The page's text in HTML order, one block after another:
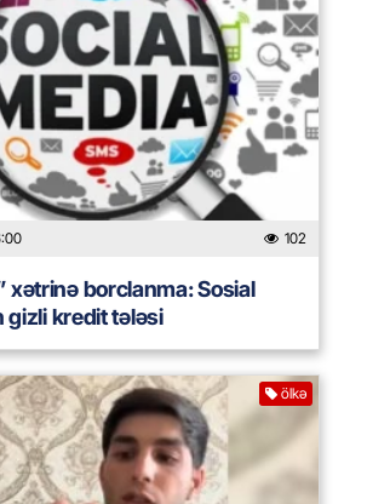
102
xətrinə borclanma: Sosial
gizli kredit tələsi
ölkə